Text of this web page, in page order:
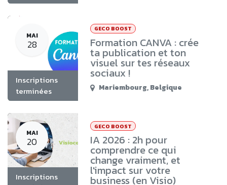
MAI
28
Inscriptions
terminées
GECO BOOST
Formation CANVA : crée
ta publication et ton
visuel sur tes réseaux
sociaux !
Mariembourg,Belgique
MAI
20
Inscriptions
GECO BOOST
IA 2026 : 2h pour
comprendre ce qui
change vraiment, et
l'impact sur votre
business (en Visio)